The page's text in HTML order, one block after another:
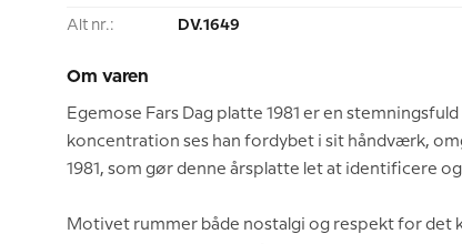
Alt nr.: DV.1649
Om varen
Egemose Fars Dag platte 1981 er en
koncentration ses han fordybet i sit håndværk,
1981, som gør denne årsplatte let at identificere
Motivet rummer både nostalgi og respekt for